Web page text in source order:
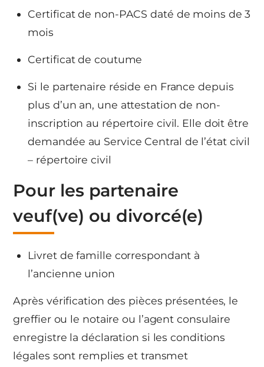
Certificat de non-PACS daté de moins de 3
mois
Certificat de coutume
Si le partenaire réside en France depuis
plus d’un an, une attestation de non-
inscription au répertoire civil. Elle doit être
demandée au Service Central de l’état civil
– répertoire civil
Pour les partenaire
veuf(ve) ou divorcé(e)
Livret de famille correspondant à
l’ancienne union
Après vérification des pièces présentées, le
greffier ou le notaire ou l’agent consulaire
enregistre la déclaration si les conditions
légales sont remplies et transmet